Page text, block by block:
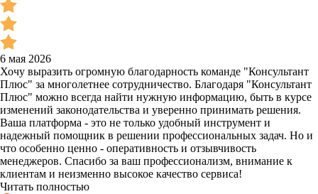
6 мая 2026
Хочу выразить огромную благодарность команде "Консультант
Плюс" за многолетнее сотрудничество. Благодаря "Консультант
Плюс" можно всегда найти нужную информацию, быть в курсе
изменений законодательства и уверенно принимать решения.
Ваша платформа - это не только удобный инструмент и
надежный помощник в решении профессиональных задач. Но и
что особенно ценно - оперативность и отзывчивость
менеджеров. Спасибо за ваш профессионализм, внимание к
клиентам и неизменно высокое качество сервиса!
Читать полностью